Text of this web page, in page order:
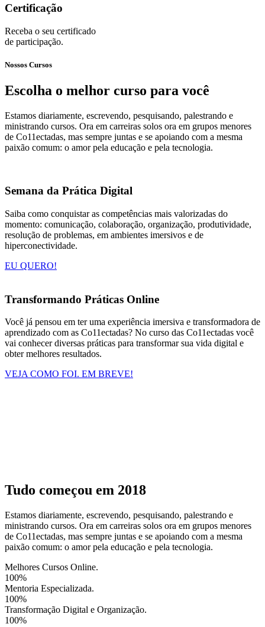
Certificação
Receba o seu certificado
de participação.
Nossos Cursos
Escolha o melhor curso para você
Estamos diariamente, escrevendo, pesquisando, palestrando e
ministrando cursos. Ora em carreiras solos ora em grupos menores
de Co11ectadas, mas sempre juntas e se apoiando com a mesma
paixão comum: o amor pela educação e pela tecnologia.
Semana da Prática Digital
Saiba como conquistar as competências mais valorizadas do
momento: comunicação, colaboração, organização, produtividade,
resolução de problemas, em ambientes imersivos e de
hiperconectividade.
EU QUERO!
Transformando Práticas Online
Você já pensou em ter uma experiência imersiva e transformadora de
aprendizado com as Co11ectadas? No curso das Co11ectadas você
vai conhecer diversas práticas para transformar sua vida digital e
obter melhores resultados.
VEJA COMO FOI. EM BREVE!
Tudo começou em 2018
Estamos diariamente, escrevendo, pesquisando, palestrando e
ministrando cursos. Ora em carreiras solos ora em grupos menores
de Co11ectadas, mas sempre juntas e se apoiando com a mesma
paixão comum: o amor pela educação e pela tecnologia.
Melhores Cursos Online.
100%
Mentoria Especializada.
100%
Transformação Digital e Organização.
100%